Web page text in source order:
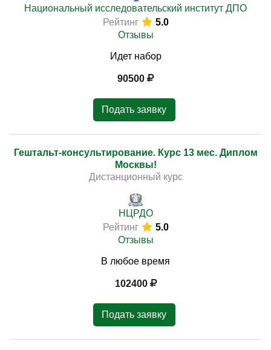
Национальный исследовательский институт ДПО
Рейтинг
5.0
Отзывы
Идет набор
90500
Подать заявку
Гештальт-консультирование. Курс 13 мес. Диплом
Москвы!
Дистанционный курс
НЦРДО
Рейтинг
5.0
Отзывы
В любое время
102400
Подать заявку